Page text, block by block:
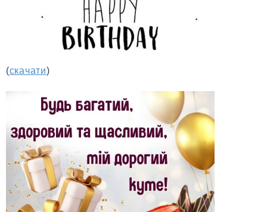
(скачати)